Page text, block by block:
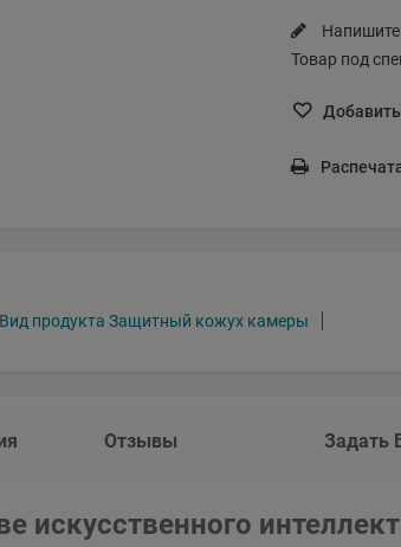
Товар под
Вид продукта Защитный кожух камеры
Отзывы Задать
искусственного